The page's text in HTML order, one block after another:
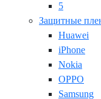
5
Защитные
Huawei
iPhone
Nokia
OPPO
Samsung